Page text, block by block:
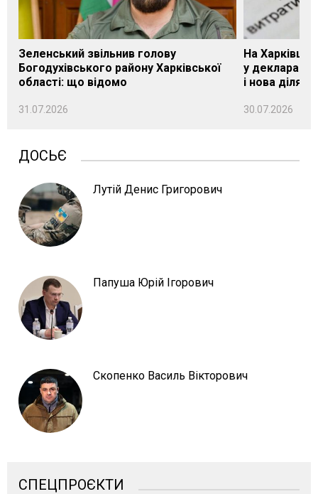
Зеленський звільнив голову
Богодухівського району Харківської
області: що відомо
31.07.2026
На
у декларації
і нова
30.07.2026
ДОСЬЄ
Лутій Денис Григорович
Папуша Юрій Ігорович
Скопенко Василь Вікторович
СПЕЦПРОЄКТИ